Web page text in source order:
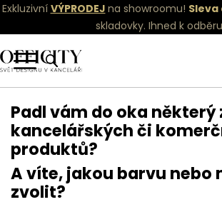
Exkluzivní VÝPRODEJ na showroomu! Sleva
skladovky. Ihned k
Vzorníky
Padl vám do oka některý
kancelářských či
produktů?
A víte, jakou barvu nebo
zvolit?